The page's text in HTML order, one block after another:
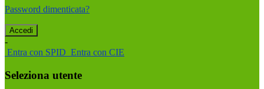
Password dimenticata?
-
Entra con SPID Entra con CIE
Seleziona utente